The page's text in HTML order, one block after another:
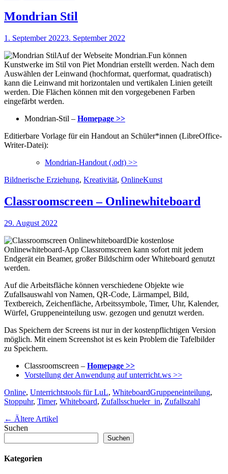
Mondrian Stil
Veröffentlicht
1. September 20223. September 2022
Auf der Webseite Mondrian.Fun können
Kunstwerke im Stil von Piet Mondrian erstellt werden. Nach dem
Auswählen der Leinwand (hochformat, querformat, quadratisch)
kann die Leinwand mit horizontalen und vertikalen Linien geteilt
werden. Die Flächen können mit den vorgegebenen Farben
eingefärbt werden.
Mondrian-Stil – Homepage >>
Editierbare Vorlage für ein Handout an Schüler*innen (LibreOffice-
Writer-Datei):
Mondrian-Handout (.odt) >>
Kategorien
Bildnerische Erziehung, Kreativität, OnlineSchlagworte
Kunst
Classroomscreen – Onlinewhiteboard
Veröffentlicht
29. August 2022
Die kostenlose
Onlinewhiteboard-App Classromscreen kann sofort mit jedem
Endgerät ein Beamer, großer Bildschirm oder Whiteboard genutzt
werden.
Auf die Arbeitsfläche können verschiedene Objekte wie
Zufallsauswahl von Namen, QR-Code, Lärmampel, Bild,
Textbereich, Zeichenfläche, Arbeitssymbole, Timer, Uhr, Kalender,
Würfel, Gruppeneinteilung usw. gezogen und genutzt werden.
Das Speichern der Screens ist nur in der kostenpflichtigen Version
möglich. Mit einem Screenshot ist es kein Problem die Tafelbilder
zu Speichern.
Classroomscreen – Homepage >>
Vorstellung der Anwendung auf unterricht.ws >>
Kategorien
Online, Unterrichtstools für LuL, WhiteboardSchlagworte
Gruppeneinteilung,
Stoppuhr, Timer, Whiteboard, Zufallsschueler_in, Zufallszahl
Artikel-
Navigation
← Ältere Artikel
Suchen
Suchen
Kategorien